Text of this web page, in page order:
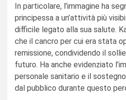
In particolare, l’immagine ha
principessa a un’attività più
difficile legato alla sua salute.
che il cancro per cui era stata
remissione, condividendo il
futuro. Ha anche evidenziato
personale sanitario e il
dal pubblico durante questo